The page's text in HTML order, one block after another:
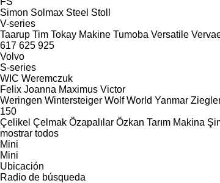
Simon Solmax Steel Stoll
V-series
Taarup Tim Tokay Makine Tumoba Versatile
617 625 925
Volvo
S-series
WIC Weremczuk
Felix Joanna Maximus Victor
Weringen Wintersteiger Wolf World Yanmar
150
Çelikel Çelmak Özapalılar Özkan Tarım Makina
mostrar todos
Mini
Mini
Ubicación
Radio de búsqueda